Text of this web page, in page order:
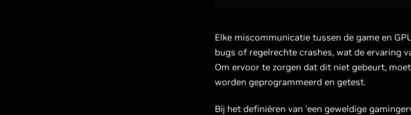
Elke miscommunicatie tussen de game en
bugs of regelrechte crashes, wat de ervaring
Om ervoor te zorgen dat dit niet gebeurt,
worden geprogrammeerd en getest.
Bij het definiëren van ‘een geweldige